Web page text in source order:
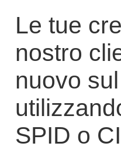
Le tue
nostro
nuovo
SPID o